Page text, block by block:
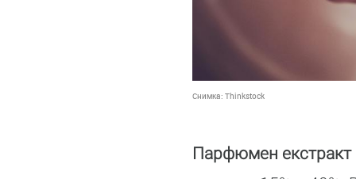
Снимка: Thinkstock
Парфюмен екстракт